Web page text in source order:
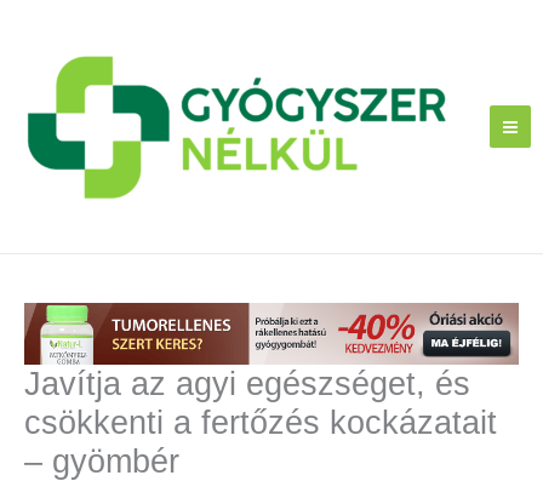
Javítja az agyi egészséget, és
csökkenti a fertőzés kockázatait
– gyömbér